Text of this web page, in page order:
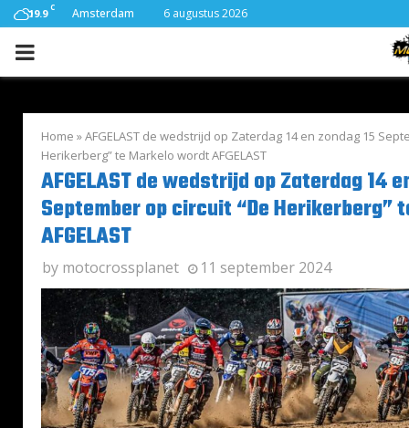
19.9 C Amsterdam 6 augustus 2026
PRIMARY
Home »AFGELAST de wedstrijd op Zaterdag 14 en zondag 15
Herikerberg” te Markelo wordt AFGELAST
AFGELAST de wedstrijd op Zaterdag 14
September op circuit “De Herikerberg”
AFGELAST
by motocrossplanet 11 september 2024